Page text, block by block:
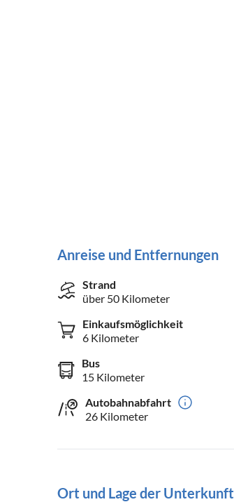
Anreise und Entfernungen
Strand
über 50 Kilometer
Einkaufsmöglichkeit
6 Kilometer
Bus
15 Kilometer
Autobahnabfahrt
26 Kilometer
Ort und Lage der Unterkunft